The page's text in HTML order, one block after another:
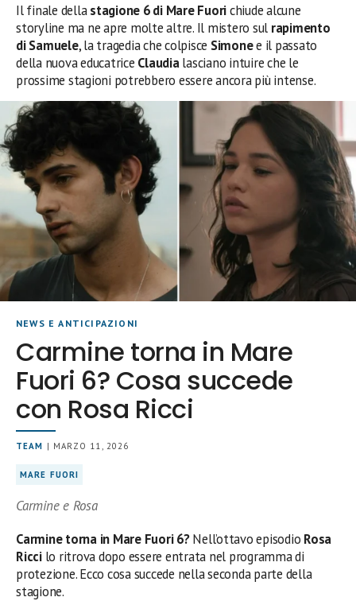
Il finale dellastagione 6 di Mare Fuorichiude alcune
storyline ma ne apre molte altre. Il mistero sul rapimento
di Samuele, la tragedia che colpisce Simonee il passato
della nuova educatrice Claudialasciano intuire che le
prossime stagioni potrebbero essere ancora più intense.
NEWS E ANTICIPAZIONI
Carmine torna in Mare
Fuori 6? Cosa succede
con Rosa Ricci
TEAM | MARZO 11, 2026
MARE FUORI
Carmine e Rosa
Carmine torna in Mare Fuori 6?Nell’ottavo episodio Rosa
Ricci lo ritrova dopo essere entrata nel programma di
protezione. Ecco cosa succede nella seconda parte della
stagione.